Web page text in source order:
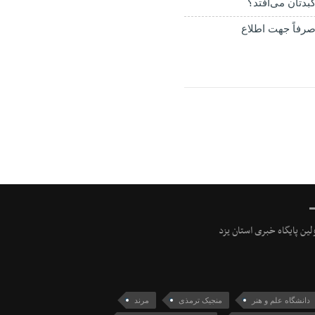
کبدتان می‌افتد؟
صرفاً جهت اطلاع
پایگاه خبری استان یزد
دانشگاه علم و هنر منجیک ترمذی مرند